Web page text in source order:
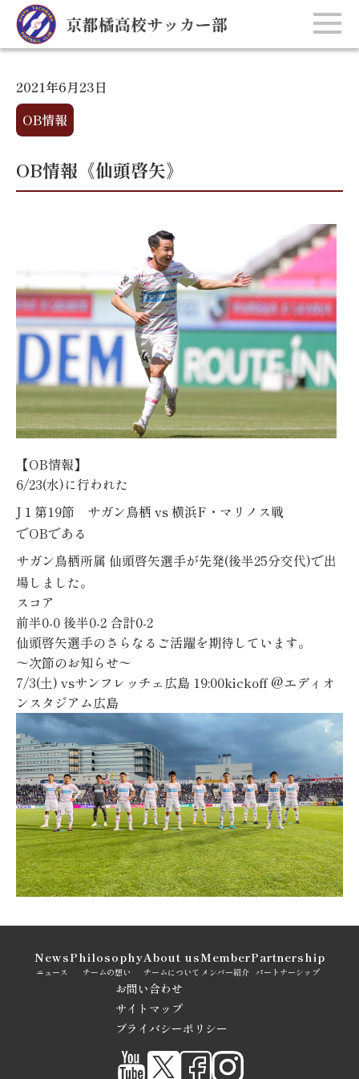
2021年6月23日
OB情報
OB情報《仙頭啓矢》
【OB情報】
6/23(水)に行われた
J １第19節 サガン鳥栖 vs 横浜F・マリノス戦
でOBである
サガン鳥栖所属 仙頭啓矢選手が先発(後半25分交代)で出
場しました。
スコア
前半0-0 後半0-2 合計0-2
仙頭啓矢選手のさらなるご活躍を期待しています。
〜次節のお知らせ〜
7/3(土) vsサンフレッチェ広島 19:00kickoff @エディオ
ンスタジアム広島
ニュース
News
チームの想い
Philosophy
チームについて
About us
メンバー紹介
Member
パートナーシップ
Partnership
お問い合わせ
サイトマップ
プライバシーポリシー